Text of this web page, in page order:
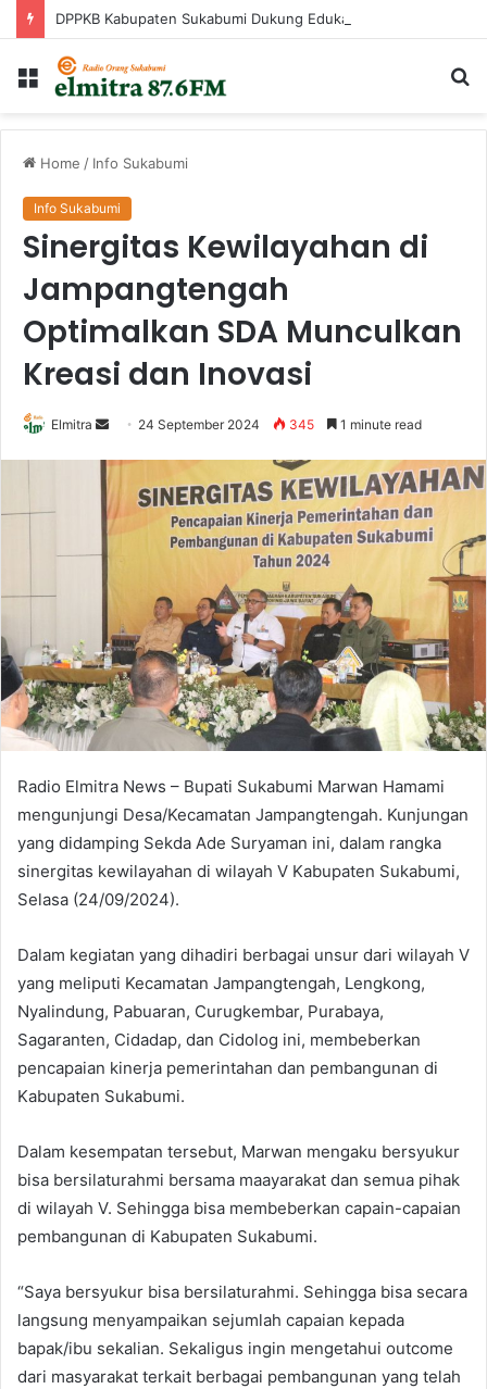
Menu
Home / Info Sukabumi
Info Sukabumi
Sinergitas Kewilayahan di
Jampangtengah
Optimalkan SDA Munculkan
Kreasi dan Inovasi
Elmitra
Send
email
24 September 2024 345 1 minute read
Radio Elmitra News – Bupati Sukabumi Marwan Hamami
mengunjungi Desa/Kecamatan Jampangtengah. Kunjungan
yang didamping Sekda Ade Suryaman ini, dalam rangka
sinergitas kewilayahan di wilayah V Kabupaten Sukabumi,
Selasa (24/09/2024).
Dalam kegiatan yang dihadiri berbagai unsur dari wilayah V
yang meliputi Kecamatan Jampangtengah, Lengkong,
Nyalindung, Pabuaran, Curugkembar, Purabaya,
Sagaranten, Cidadap, dan Cidolog ini, membeberkan
pencapaian kinerja pemerintahan dan pembangunan di
Kabupaten Sukabumi.
Dalam kesempatan tersebut, Marwan mengaku bersyukur
bisa bersilaturahmi bersama maayarakat dan semua pihak
di wilayah V. Sehingga bisa membeberkan capain-capaian
pembangunan di Kabupaten Sukabumi.
“Saya bersyukur bisa bersilaturahmi. Sehingga bisa secara
langsung menyampaikan sejumlah capaian kepada
bapak/ibu sekalian. Sekaligus ingin mengetahui outcome
dari masyarakat terkait berbagai pembangunan yang telah